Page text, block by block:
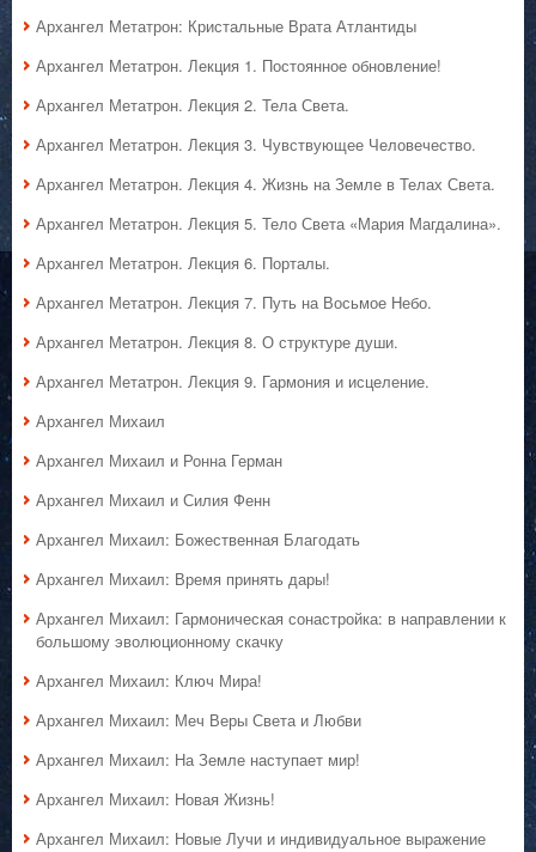
Архангел Метатрон: Кристальные Врата Атлантиды
Архангел Метатрон. Лекция 1. Постоянное обновление!
Архангел Метатрон. Лекция 2. Тела Света.
Архангел Метатрон. Лекция 3. Чувствующее Человечество.
Архангел Метатрон. Лекция 4. Жизнь на Земле в Телах Света.
Архангел Метатрон. Лекция 5. Тело Света «Мария Магдалина».
Архангел Метатрон. Лекция 6. Порталы.
Архангел Метатрон. Лекция 7. Путь на Восьмое Небо.
Архангел Метатрон. Лекция 8. О структуре души.
Архангел Метатрон. Лекция 9. Гармония и исцеление.
Архангел Михаил
Архангел Михаил и Ронна Герман
Архангел Михаил и Силия Фенн
Архангел Михаил: Божественная Благодать
Архангел Михаил: Время принять дары!
Архангел Михаил: Гармоническая сонастройка: в направлении к
большому эволюционному скачку
Архангел Михаил: Ключ Мира!
Архангел Михаил: Меч Веры Света и Любви
Архангел Михаил: На Земле наступает мир!
Архангел Михаил: Новая Жизнь!
Архангел Михаил: Новые Лучи и индивидуальное выражение